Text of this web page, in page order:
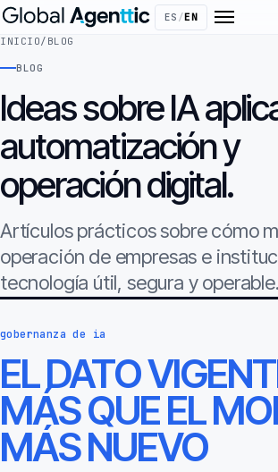
ES /EN
INICIO/ BLOG
BLOG
Ideas sobre IA
automatización y
operación digital.
Artículos prácticos sobre cómo
operación de empresas e
tecnología útil, segura y operable.
gobernanza de ia
EL DATO
MÁS QUE EL
MÁS NUEVO